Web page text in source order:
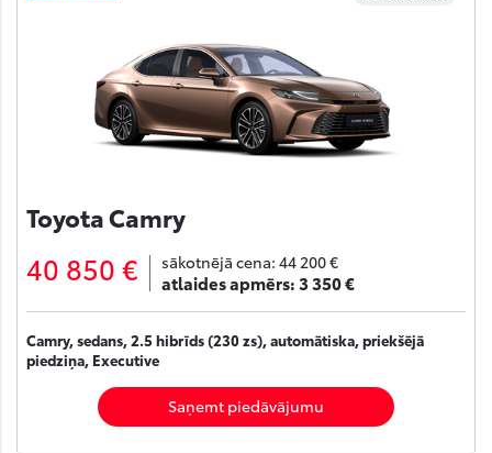
Toyota Camry
40 850 € sākotnējā cena: 44 200 €
atlaides apmērs:3 350 €
Camry, sedans, 2.5 hibrīds (230 zs), automātiska, priekšējā
piedziņa, Executive
Saņemt piedāvājumu